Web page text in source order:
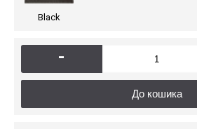
Black
-
До кошика